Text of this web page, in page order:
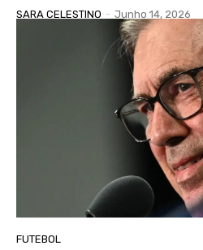
SARA CELESTINO - Junho 14, 2026
FUTEBOL